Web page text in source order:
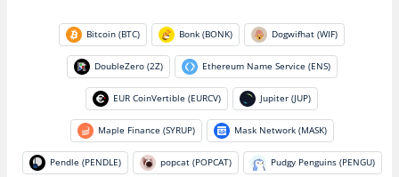
Bitcoin (BTC) Bonk (BONK) Dogwifhat (WIF)
DoubleZero (2Z) Ethereum Name Service (ENS)
EUR CoinVertible (EURCV) Jupiter (JUP)
Maple Finance (SYRUP) Mask Network (MASK)
Pendle (PENDLE) popcat (POPCAT) Pudgy Penguins (PENGU)